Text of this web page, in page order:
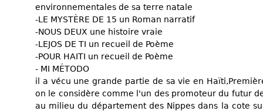
environnementales de sa terre natale
-LE MYSTÈRE DE 15 un Roman narratif
-NOUS DEUX une histoire vraie
-LEJOS DE TI un recueil de Poème
-POUR HAITI un recueil de Poème
- MI MÉTODO
il a vécu une grande partie de sa vie en
on le considère comme l'un des promoteur du futur
au milieu du département des Nippes dans la cote